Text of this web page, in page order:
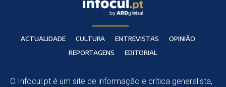
ACTUALIDADE CULTURA ENTREVISTAS
OPINIÃO
REPORTAGENS
EDITORIAL
O Infocul.pt é um site de informação e crítica generalista,